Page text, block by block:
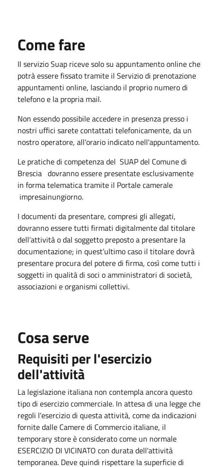
Come fare
Il servizio Suap riceve solo su appuntamento online che
potrà essere fissato tramite il Servizio di prenotazione
appuntamenti online, lasciando il proprio numero di
telefono e la propria mail.
Non essendo possibile accedere in presenza presso i
nostri uffici sarete contattati telefonicamente, da un
nostro operatore, all'orario indicato nell'appuntamento.
Le pratiche di competenza del SUAP del Comune di
Brescia dovranno essere presentate esclusivamente
in forma telematica tramite il Portale camerale
impresainungior​no.
​I documenti da presentare, compresi gli allegati,
dovranno essere tutti firmati digitalmente dal titolare
dell’attività o dal soggetto preposto a presentare la
documentazione; in quest’ultimo caso il titolare dovrà
presentare procura del potere di firma, così come tutti i
soggetti in qualità di soci o amministratori di società,
associazioni e organismi collettivi.
Cosa serve
Requisiti per l'esercizio
dell'attività
La legislazione italiana non contempla ancora questo
tipo di esercizio commerciale. In attesa di una legge che
regoli l'esercizio di questa attività, come da indicazioni
fornite dalle Camere di Commercio italiane, il
temporary store è considerato come un normale
ESERCIZIO DI VICINATO con durata dell'attività
temporanea. Deve quindi rispettare la superficie di